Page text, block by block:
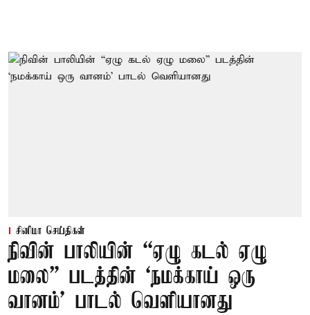
சினிமா செய்திகள்
நிவின் பாலியின் “ஏழு கடல் ஏழு
மலை” படத்தின் ‘நமக்காய் ஒரு
வானம்’ பாடல் வெளியானது